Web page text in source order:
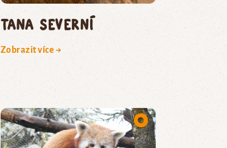
tana severní
Zobrazit více →